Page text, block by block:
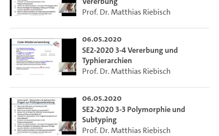
Prof. Dr. Matthias Riebisch
06.05.2020
SE2-2020 3-4 Vererbung und
Typhierarchien
Prof. Dr. Matthias Riebisch
06.05.2020
SE2-2020 3-3 Polymorphie und
Subtyping
Prof. Dr. Matthias Riebisch